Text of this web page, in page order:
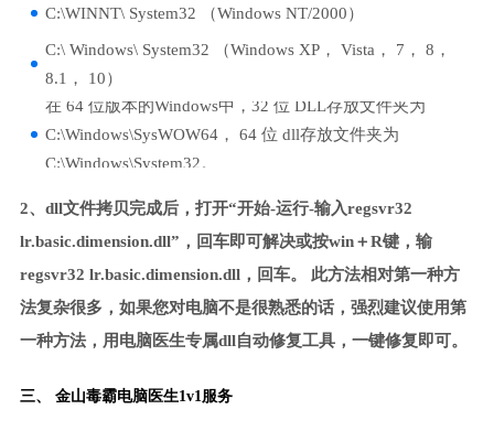
C:\WINNT\ System32 （Windows NT/2000）
C:\ Windows\ System32 （Windows XP， Vista， 7， 8，
8.1， 10）
在 64 位版本的Windows中，32 位 DLL存放文件夹为
C:\Windows\SysWOW64， 64 位 dll存放文件夹为
C:\Windows\System32。
2、dll文件拷贝完成后，打开“开始-运行-输入regsvr32
lr.basic.dimension.dll”，回车即可解决或按win＋R键，输
regsvr32 lr.basic.dimension.dll，回车。 此方法相对第一种方
法复杂很多，如果您对电脑不是很熟悉的话，强烈建议使用第
一种方法，用电脑医生专属dll自动修复工具，一键修复即可。
三、 金山毒霸电脑医生1v1服务